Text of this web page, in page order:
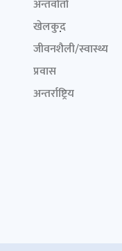
अन्तर्वार्ता
खेलकुद़़
जीवनशैली/स्वास्थ्य
प्रवास
अन्तर्राष्ट्रिय